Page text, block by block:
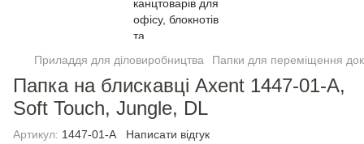
Приладдя для діловиробництва Папки для переміщення
Папка на блискавці Axent 1447-01-A,
Soft Touch, Jungle, DL
Артикул: 1447-01-A Написати відгук